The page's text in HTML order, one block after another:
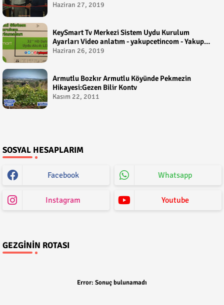
Haziran 27, 2019
KeySmart Tv Merkezi Sistem Uydu Kurulum
Ayarları Video anlatım - yakupcetincom - Yakup
Çetin
Haziran 26, 2019
Armutlu Bozkır Armutlu Köyünde Pekmezin
Hikayesi:Gezen Bilir Kontv
Kasım 22, 2011
SOSYAL HESAPLARIM
Facebook Whatsapp
Instagram Youtube
GEZGININ ROTASI
Error: Sonuç bulunamadı